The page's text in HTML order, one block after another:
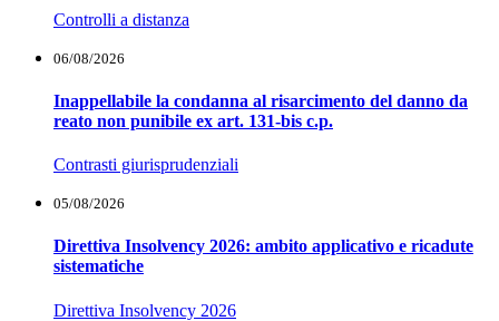
Controlli a distanza
06/08/2026
Inappellabile la condanna al risarcimento del danno da
reato non punibile ex art. 131-bis c.p.
Contrasti giurisprudenziali
05/08/2026
Direttiva Insolvency 2026: ambito applicativo e ricadute
sistematiche
Direttiva Insolvency 2026